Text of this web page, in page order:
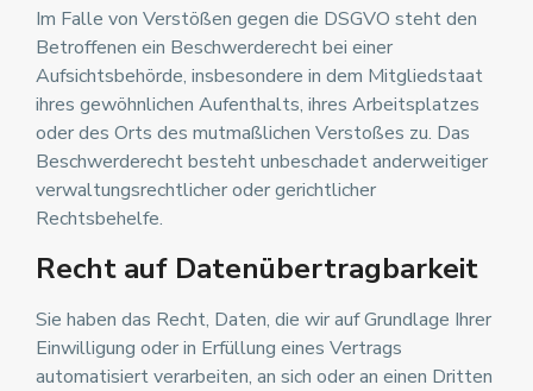
Im Falle von Verstößen gegen die DSGVO steht den
Betroffenen ein Beschwerderecht bei einer
Aufsichtsbehörde, insbesondere in dem Mitgliedstaat
ihres gewöhnlichen Aufenthalts, ihres Arbeitsplatzes
oder des Orts des mutmaßlichen Verstoßes zu. Das
Beschwerderecht besteht unbeschadet anderweitiger
verwaltungsrechtlicher oder gerichtlicher
Rechtsbehelfe.
Recht auf Datenübertragbarkeit
Sie haben das Recht, Daten, die wir auf Grundlage Ihrer
Einwilligung oder in Erfüllung eines Vertrags
automatisiert verarbeiten, an sich oder an einen Dritten